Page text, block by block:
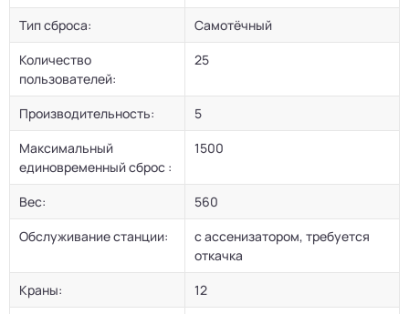
Тип сброса:
Самотёчный
Количество
пользователей:
25
Производительность:
5
Максимальный
единовременный сброс :
1500
Вес:
560
Обслуживание станции:
с ассенизатором, требуется
откачка
Краны:
12